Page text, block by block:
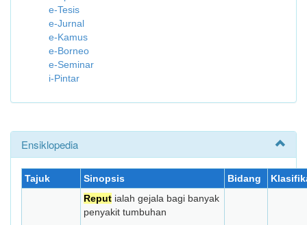
e-Tesis
e-Jurnal
e-Kamus
e-Borneo
e-Seminar
i-Pintar
Ensiklopedia
Tajuk Sinopsis Bidang
Reput ialah gejala bagi banyak
penyakit tumbuhan